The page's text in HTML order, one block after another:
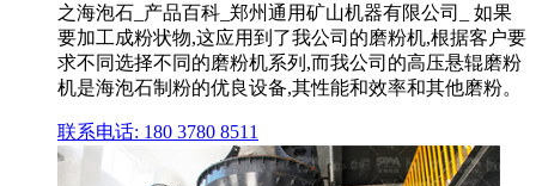
之海泡石_产品百科_郑州通用矿山机器有限公司_ 如果
要加工成粉状物,这应用到了我公司的磨粉机,根据客户要
求不同选择不同的磨粉机系列,而我公司的高压悬辊磨粉
机是海泡石制粉的优良设备,其性能和效率和其他磨粉。
联系电话: 180 3780 8511